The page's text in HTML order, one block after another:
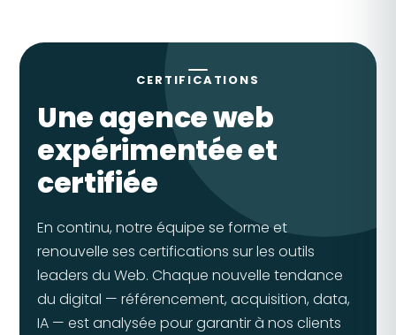
CERTIFICATIONS
Une agence web
expérimentée et
certifiée
En continu, notre équipe se forme et
renouvelle ses certifications sur les outils
leaders du Web. Chaque nouvelle tendance
du digital — référencement, acquisition, data,
IA — est analysée pour garantir à nos clients